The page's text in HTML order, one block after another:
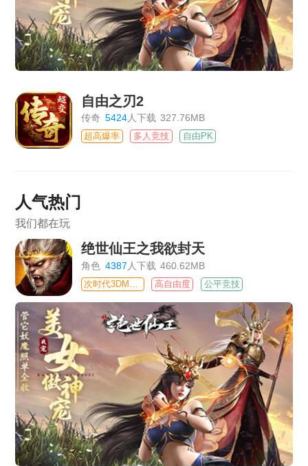
自由之刃2
传奇 5424人下载 327.76MB
超高爆率 多人竞技 自由PK
人气热门
我们都在玩
绝世仙王之我欲封天
角色 4387 人下载 460.62MB
高自由度 公平竞技